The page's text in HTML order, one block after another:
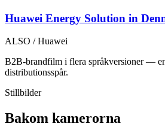
Huawei Energy Solution in
ALSO / Huawei
B2B-brandfilm i flera språkversioner —
distributionsspår.
Stillbilder
Bakom kamerorna